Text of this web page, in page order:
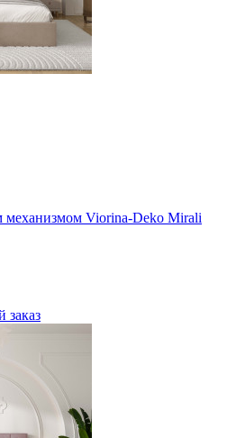
механизмом Viorina-Deko Mirali
заказ